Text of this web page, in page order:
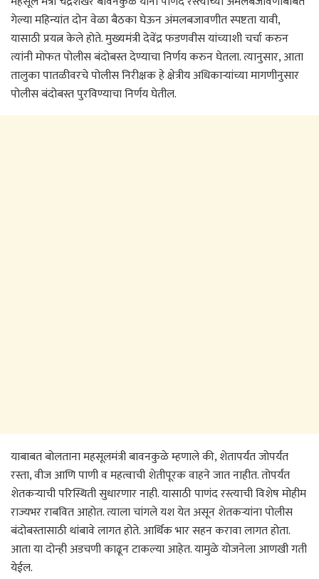
गेल्या महिन्यांत दोन वेळा बैठका घेऊन अंमलबजावणीत स्पष्टता यावी,
यासाठी प्रयत्न केले होते. मुख्यमंत्री देवेंद्र फडणवीस यांच्याशी चर्चा करुन
त्यांनी मोफत पोलीस बंदोबस्त देण्याचा निर्णय करुन घेतला. त्यानुसार, आता
तालुका पातळीवरचे पोलीस निरीक्षक हे क्षेत्रीय अधिकाऱ्यांच्या मागणीनुसार
पोलीस बंदोबस्त पुरविण्याचा निर्णय घेतील.
याबाबत बोलताना महसूलमंत्री बावनकुळे म्हणाले की, शेतापर्यंत जोपर्यंत
रस्ता, वीज आणि पाणी व महत्वाची शेतीपूरक वाहने जात नाहीत. तोपर्यंत
शेतकऱ्याची परिस्थिती सुधारणार नाही. यासाठी पाणंद रस्त्याची विशेष मोहीम
राज्यभर राबवित आहोत. त्याला चांगले यश येत असून शेतकऱ्यांना पोलीस
बंदोबस्तासाठी थांबावे लागत होते. आर्थिक भार सहन करावा लागत होता.
आता या दोन्ही अडचणी काढून टाकल्या आहेत. यामुळे योजनेला आणखी गती
येईल.